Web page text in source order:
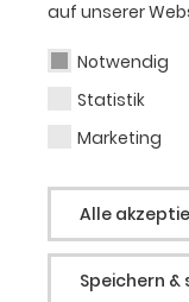
auf unserer
Notwendig
Statistik
Marketing
Alle
Speichern &
OPER •